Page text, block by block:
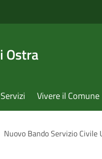
Ostra
Servizi Vivere il Comune
Nuovo Bando Servizio